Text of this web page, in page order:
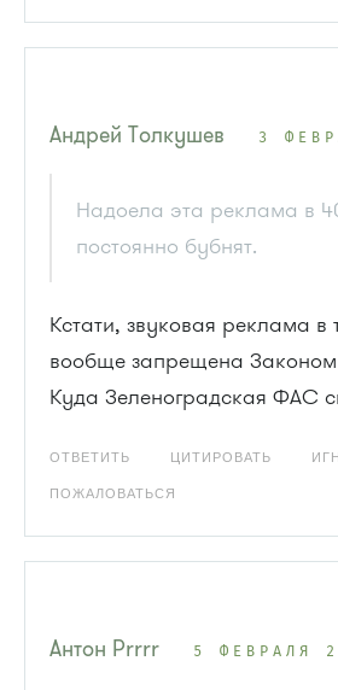
Андрей Толкушев 3
Надоела эта реклама в
постоянно бубнят.
Кстати, звуковая реклама в
вообще запрещена
Куда Зеленоградская ФАС
ОТВЕТИТЬ ЦИТИРОВАТЬ
ПОЖАЛОВАТЬСЯ
Антон Рrrrr 5 ФЕВРАЛЯ